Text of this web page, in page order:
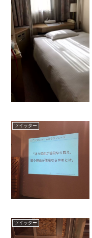
ツイッター
ツイッター